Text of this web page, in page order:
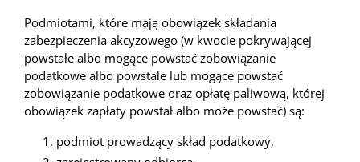
Podmiotami, które mają obowiązek składania
zabezpieczenia akcyzowego (w kwocie pokrywającej
powstałe albo mogące powstać zobowiązanie
podatkowe albo powstałe lub mogące powstać
zobowiązanie podatkowe oraz opłatę paliwową, której
obowiązek zapłaty powstał albo może powstać) są:
podmiot prowadzący skład podatkowy,